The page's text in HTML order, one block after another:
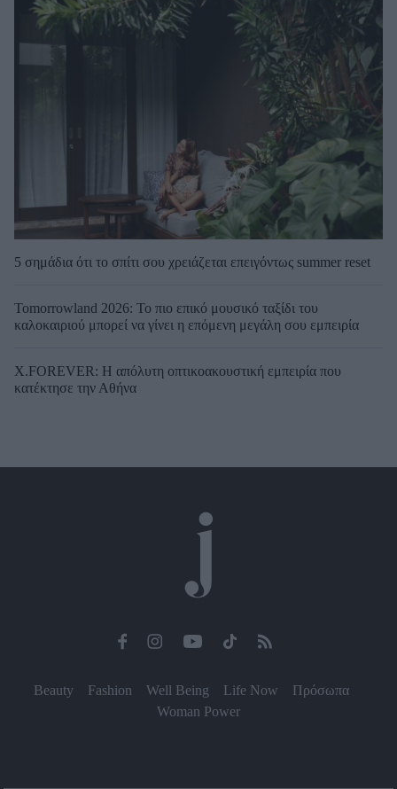
5 σημάδια ότι το σπίτι σου χρειάζεται επειγόντως summer reset
Tomorrowland 2026: Το πιο επικό μουσικό ταξίδι του
καλοκαιριού μπορεί να γίνει η επόμενη μεγάλη σου εμπειρία
X.FOREVER: Η απόλυτη οπτικοακουστική εμπειρία που
κατέκτησε την Αθήνα
Beauty Fashion Well Being Life Now
Πρόσωπα
Woman Power